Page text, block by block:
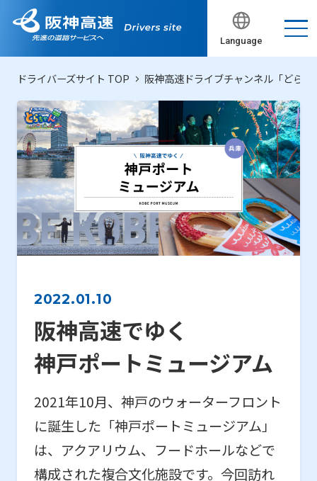
Language
ドライバーズサイト TOP 阪神高速ドライブチャンネル「どらち
2022.01.10
阪神高速でゆく
神戸ポートミュージアム
2021年10月、神戸のウォーターフロント
に誕生した「神戸ポートミュージアム」
は、アクアリウム、フードホールなどで
構成された複合文化施設です。今回訪れ